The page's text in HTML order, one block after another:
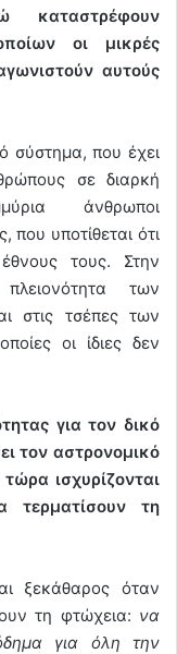
καταστρέφουν
οι μικρές
αυτούς
σύστημα, που έχει
σε διαρκή
άνθρωποι
υποτίθεται ότι
τους. Στην
των
στις τσέπες των
οι ίδιες δεν
για τον δικό
τον αστρονομικό
ισχυρίζονται
τερματίσουν τη
ξεκάθαρος όταν
τη φτώχεια: να
για όλη την